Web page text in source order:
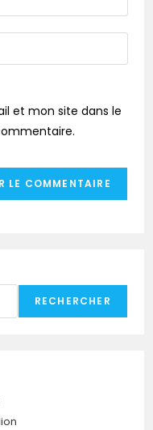
et mon site dans le
RECHERCHER